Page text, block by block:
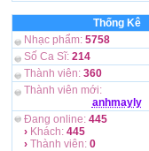
Thống Kê
Nhạc phẩm: 5758
Số Ca Sĩ: 214
Thành viên: 360
Thành viên mới:
anhmayly
Đang online: 445
› Khách: 445
› Thành viên: 0